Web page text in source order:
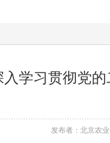
学习贯彻党
发布者：北京农